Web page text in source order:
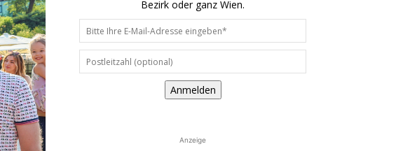
Bezirk oder ganz Wien.
Anmelden
Anzeige